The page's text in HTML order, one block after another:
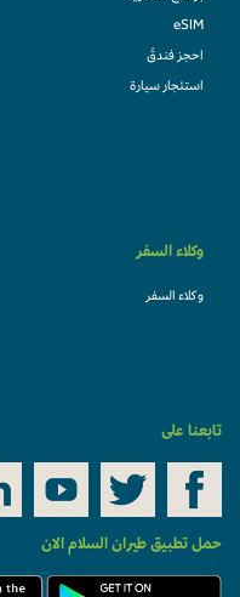
eSIM
احجز فندقً
استئجار سيارة
وكلاء السفر
وكلاء السفر
تابعنا على
حمل تطبيق طيران السلام الان